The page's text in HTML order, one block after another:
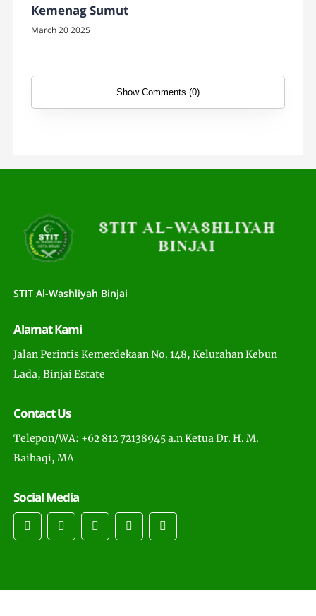
Kemenag Sumut
March 20 2025
Show Comments (0)
STIT Al-Washliyah Binjai
Alamat Kami
Jalan Perintis Kemerdekaan No. 148, Kelurahan Kebun
Lada, Binjai Estate
Contact Us
Telepon/WA: +62 812 72138945 a.n Ketua Dr. H. M.
Baihaqi, MA
Social Media